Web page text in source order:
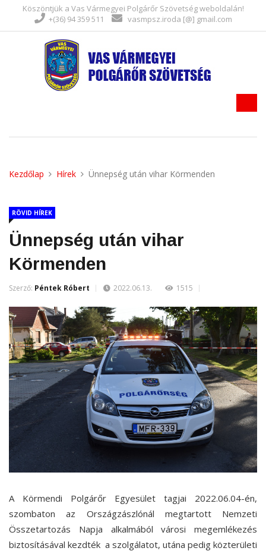
Köszöntjük a Vas Vármegyei Polgárőr Szövetség weboldalán!
+(36) 94 359 511
vasmpsz.iroda [@] gmail.com
Kezdőlap Hírek Ünnepség után vihar Körmenden
RÖVID HÍREK
Ünnepség után vihar
Körmenden
Szerző: Péntek Róbert 2022.06.13. 1515
A Körmendi Polgárőr Egyesület tagjai 2022.06.04-én,
szombaton az Országzászlónál megtartott Nemzeti
Összetartozás Napja alkalmából városi megemlékezés
biztosításával kezdték a szolgálatot, utána pedig közterületi